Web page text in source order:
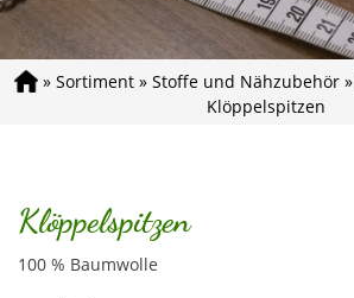
» Sortiment» Stoffe und Nähzubehör»
Klöppelspitzen
Klöppelspitzen
100 % Baumwolle